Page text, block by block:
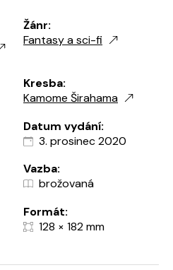
Žánr:
Fantasy a sci-fi
Kresba:
Kamome Širahama
Datum vydání:
3. prosinec 2020
Vazba:
brožovaná
Formát:
128 × 182 mm